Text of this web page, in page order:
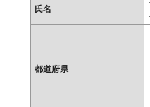
氏名
都道府県